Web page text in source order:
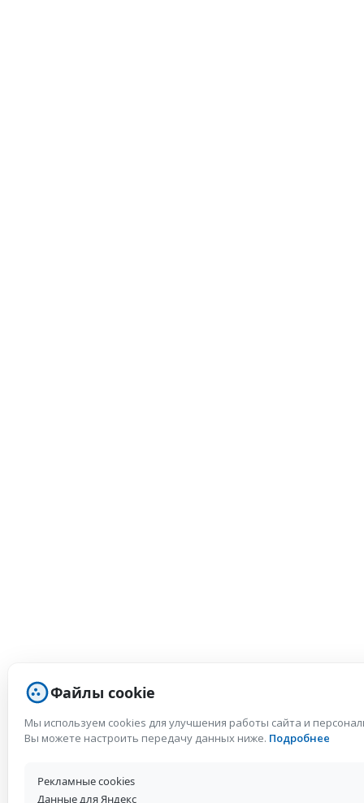
Файлы cookie
Мы используем cookies для улучшения работы сайта и
Вы можете настроить передачу данных ниже. Подробнее
Рекламные cookies
Данные для Яндекс